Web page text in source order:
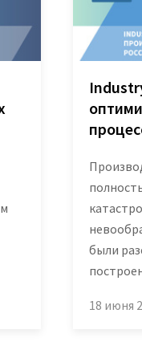
были
18 июня